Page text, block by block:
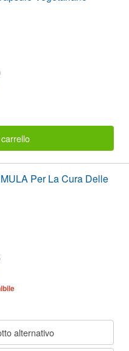
Per La Cura Delle
alternativo